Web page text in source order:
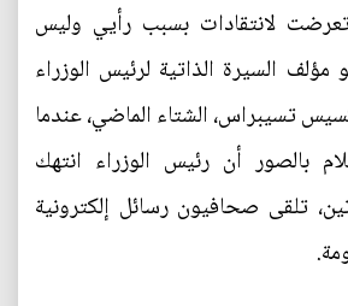
لانتقادات بسبب رأيي وليس
السيرة الذاتية لرئيس الوزراء
تسيبراس، الشتاء الماضي، عندما
بالصور أن رئيس الوزراء انتهك
تلقى صحافيون رسائل إلكترونية